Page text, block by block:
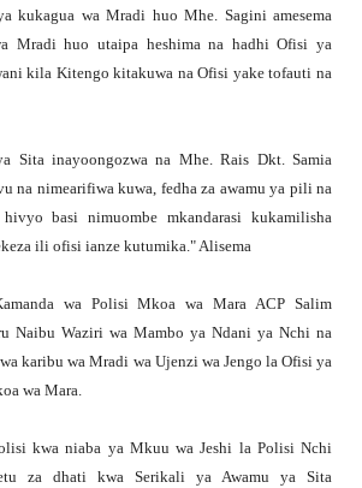
kukagua wa Mradi huo Mhe. Sagini amesema
Mradi huo utaipa heshima na hadhi Ofisi ya
kila Kitengo kitakuwa na Ofisi yake tofauti na
Sita inayoongozwa na Mhe. Rais Dkt. Samia
na nimearifiwa kuwa, fedha za awamu ya pili na
basi nimuombe mkandarasi kukamilisha
ili ofisi ianze kutumika." Alisema
wa Polisi Mkoa wa Mara ACP Salim
Naibu Waziri wa Mambo ya Ndani ya Nchi na
karibu wa Mradi wa Ujenzi wa Jengo la Ofisi ya
wa Mara.
kwa niaba ya Mkuu wa Jeshi la Polisi Nchi
za dhati kwa Serikali ya Awamu ya Sita